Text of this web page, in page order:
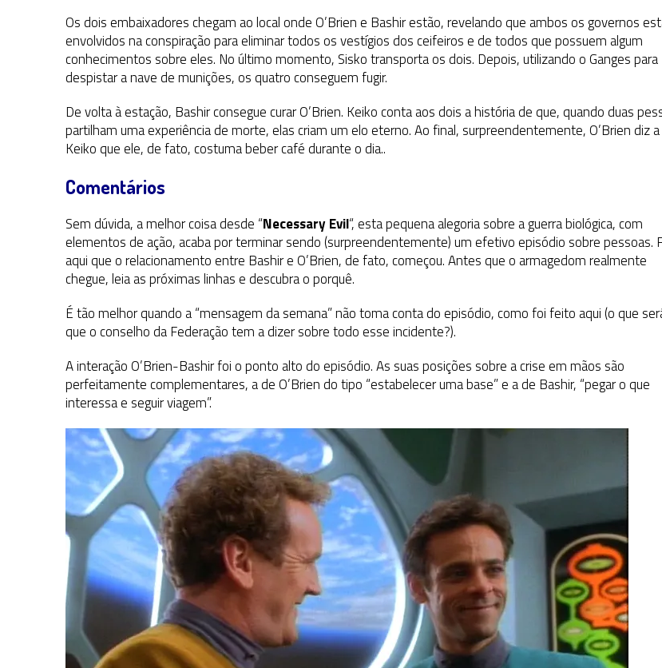
Os dois embaixadores chegam ao local onde O’Brien e Bashir estão, revelando que ambos os governos
envolvidos na conspiração para eliminar todos os vestígios dos ceifeiros e de todos que possuem algum
conhecimentos sobre eles. No último momento, Sisko transporta os dois. Depois, utilizando o Ganges para
despistar a nave de munições, os quatro conseguem fugir.
De volta à estação, Bashir consegue curar O’Brien. Keiko conta aos dois a história de que, quando duas
partilham uma experiência de morte, elas criam um elo eterno. Ao final, surpreendentemente, O’Brien diz a
Keiko que ele, de fato, costuma beber café durante o dia..
Comentários
Sem dúvida, a melhor coisa desde “Necessary Evil“, esta pequena alegoria sobre a guerra biológica, com
elementos de ação, acaba por terminar sendo (surpreendentemente) um efetivo episódio sobre pessoas.
aqui que o relacionamento entre Bashir e O’Brien, de fato, começou. Antes que o armagedom realmente
chegue, leia as próximas linhas e descubra o porquê.
É tão melhor quando a “mensagem da semana” não toma conta do episódio, como foi feito aqui (o que
que o conselho da Federação tem a dizer sobre todo esse incidente?).
A interação O’Brien-Bashir foi o ponto alto do episódio. As suas posições sobre a crise em mãos são
perfeitamente complementares, a de O’Brien do tipo “estabelecer uma base” e a de Bashir, “pegar o que
interessa e seguir viagem”.